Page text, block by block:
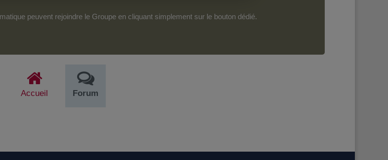
peuvent rejoindre le Groupe en cliquant simplement sur le bouton dédié.
Accueil Forum